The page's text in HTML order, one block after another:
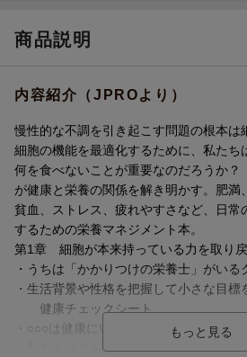
商品説明
内容紹介（JPROより）
慢性的な不調を引き起こす問題の根本は
細胞の機能を最適化するために、私たち
何を食べないことが重要なのだろうか
が健康と栄養の関係を解き明かす。肥満
貧血、ストレス、疲れやすさなど、日常
するための栄養マネジメント本。
第1章 細胞が本来持っている力を取り
・うちは「かかりつけの栄養士」がいる
・生活背景や性格を把握して小さな目標
健康チェックシート
・○○○は健康にいい? 残念な健康習慣の
・私たちはどんなものを食べているか？